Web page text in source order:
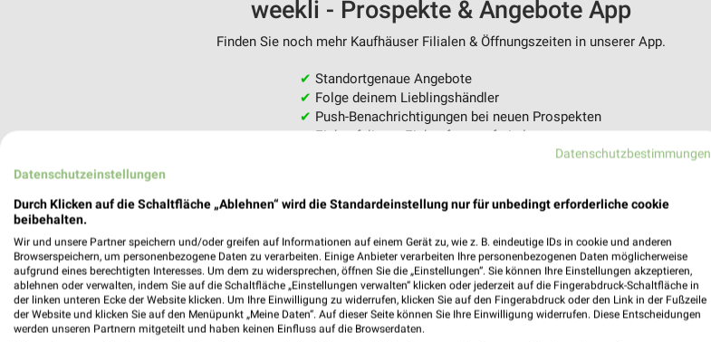
weekli - Prospekte & Angebote App
Finden Sie noch mehr Kaufhäuser Filialen & Öffnungszeiten in unserer App.
✔ Standortgenaue Angebote
✔ Folge deinem Lieblingshändler
✔ Push-Benachrichtigungen bei neuen Prospekten
✔Einkaufsliste - Einkauf stressfrei planen
Datenschutzbestimmungen
Datenschutzeinstellungen
Durch Klicken auf die Schaltfläche „Ablehnen“ wird die Standardeinstellung nur für unbedingt erforderliche cookie
beibehalten.
Wir und unsere Partner speichern und/oder greifen auf Informationen auf einem Gerät zu, wie z. B. eindeutige IDs in cookie und anderen
Browserspeichern, um personenbezogene Daten zu verarbeiten. Einige Anbieter verarbeiten Ihre personenbezogenen Daten möglicherweise
aufgrund eines berechtigten Interesses. Um dem zu widersprechen, öffnen Sie die „Einstellungen“. Sie können Ihre Einstellungen akzeptieren,
ablehnen oder verwalten, indem Sie auf die Schaltfläche „Einstellungen verwalten“ klicken oder jederzeit auf die Fingerabdruck-Schaltfläche in
der linken unteren Ecke der Website klicken. Um Ihre Einwilligung zu widerrufen, klicken Sie auf den Fingerabdruck oder den Link in der Fußzeile
der Website und klicken Sie auf den Menüpunkt „Meine Daten“. Auf dieser Seite können Sie Ihre Einwilligung widerrufen. Diese Entscheidungen
werden unseren Partnern mitgeteilt und haben keinen Einfluss auf die Browserdaten.